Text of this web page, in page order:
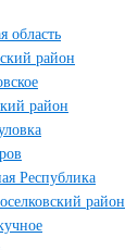
область
район
район
Республика
район